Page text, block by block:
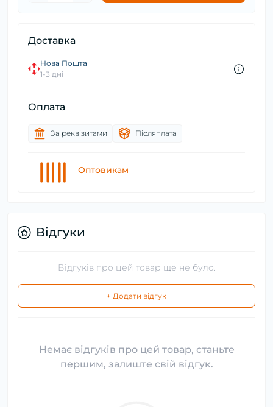
Доставка
Нова Пошта
1-3 дні
Оплата
За реквізитами Післяплата
Оптовикам
Відгуки
Відгуків про цей товар ще не було.
+ Додати відгук
Немає відгуків про цей товар, станьте
першим, залиште свій відгук.